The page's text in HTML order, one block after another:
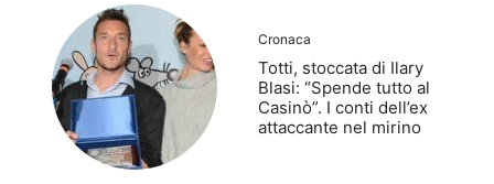
Cronaca
Totti, stoccata di Ilary
Blasi: “Spende tutto al
Casinò”. I conti dell’ex
attaccante nel mirino